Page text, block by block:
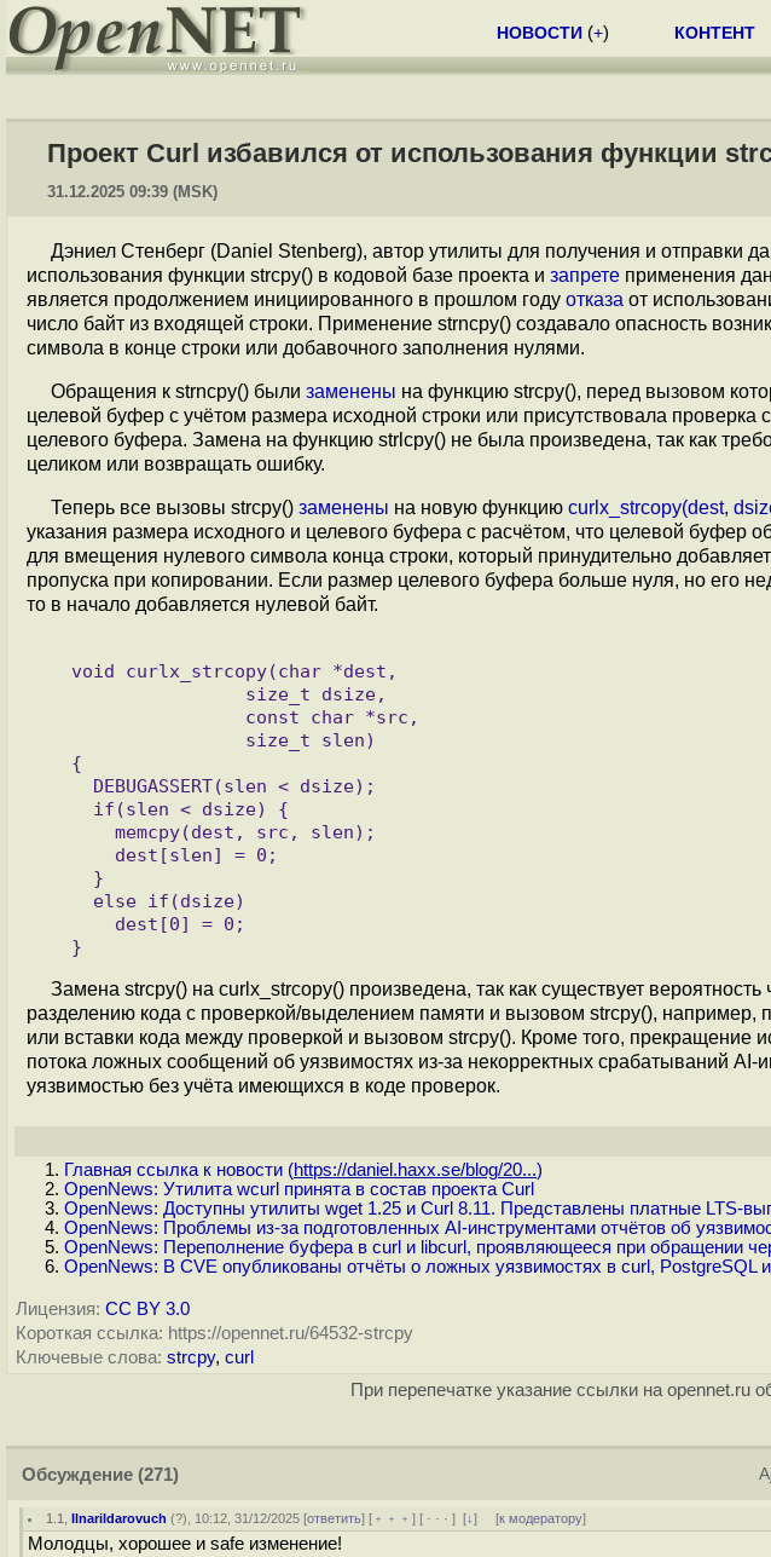
НОВОСТИ (+) КОНТЕНТ
Проект Curl избавился от использования функции
31.12.2025 09:39 (MSK)
Дэниел Cтенберг (Daniel Stenberg), автор утилиты для получения и отправки
использования функции strcpy() в кодовой базе проекта и запрете применения
является продолжением инициированного в прошлом году отказа от
число байт из входящей строки. Применение strncpy() создавало опасность
символа в конце строки или добавочного заполнения нулями.
Обращения к strncpy() были заменены на функцию strcpy(), перед вызовом
целевой буфер c учётом размера исходной строки или присутствовала проверка
целевого буфера. Замена на функцию strlcpy() не была произведена, так как
целиком или возвращать ошибку.
Теперь все вызовы strcpy() заменены на новую функцию curlx_strcopy(dest,
указания размера исходного и целевого буфера с расчётом, что целевой буфер
для вмещения нулевого символа конца строки, который принудительно
пропуска при копировании. Если размер целевого буфера больше нуля, но его
то в начало добавляется нулевой байт.
Замена strcpy() на curlx_strcopy() произведена, так как существует
разделению кода с проверкой/выделением памяти и вызовом strcpy(), например,
или вставки кода между проверкой и вызовом strcpy(). Кроме того, прекращение
потока ложных сообщений об уязвимостях из-за некорректных срабатываний
уязвимостью без учёта имеющихся в коде проверок.
Главная ссылка к новости (https://daniel.haxx.se/blog/20...)
OpenNews: Утилита wcurl принята в состав проекта Curl
OpenNews: Доступны утилиты wget 1.25 и Curl 8.11. Представлены платные LTS-
OpenNews: Проблемы из-за подготовленных AI-инструментами отчётов об
OpenNews: Переполнение буфера в curl и libcurl, проявляющееся при обращении
OpenNews: В CVE опубликованы отчёты о ложных уязвимостях в curl, PostgreSQL и
Лицензия: CC BY 3.0
Короткая ссылка: https://opennet.ru/64532-strcpy
Ключевые слова: strcpy, curl
При перепечатке указание ссылки на opennet.ru
Обсуждение (271)
1.1 ,Ilnarildarovuch (?), 10:12, 31/12/2025 [ответить] [ ﹢﹢﹢] [ · · ·][↓] [к модератору]
Молодцы, хорошее и safe изменение!